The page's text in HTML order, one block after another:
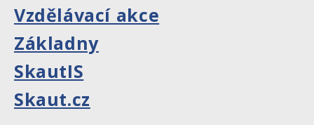
Vzdělávací akce
Základny
SkautIS
Skaut.cz